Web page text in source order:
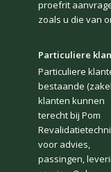
proefrit
zoals u die van
Particuliere
Particuliere
bestaande
klanten kunnen
terecht bij Pom
voor advies,
passingen,